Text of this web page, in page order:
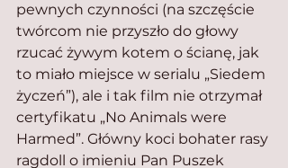
pewnych czynności (na szczęście
twórcom nie przyszło do głowy
rzucać żywym kotem o ścianę, jak
to miało miejsce w serialu „Siedem
życzeń”), ale i tak film nie otrzymał
certyfikatu „No Animals were
Harmed”. Główny koci bohater rasy
ragdoll o imieniu Pan Puszek